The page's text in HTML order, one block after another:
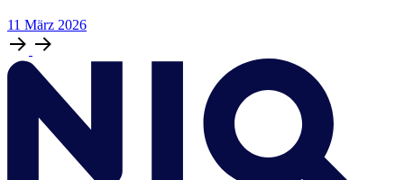
11 März 2026